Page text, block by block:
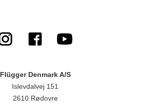
Flügger Denmark A/S
Islevdalvej 151
2610 Rødovre